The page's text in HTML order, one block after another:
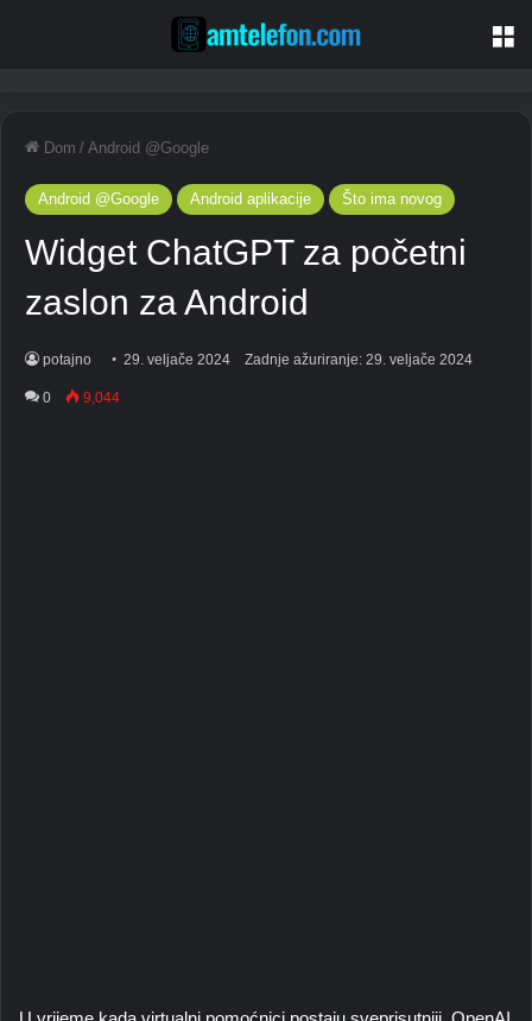
Dom / Android @Google
Android @Google Android aplikacije Što ima novog
Widget ChatGPT za početni
zaslon za Android
potajno 29. veljače 2024 Zadnje ažuriranje: 29. veljače 2024
0 9,044